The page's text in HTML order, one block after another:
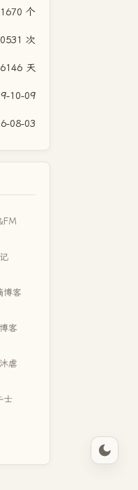
1670 个
次
6146 天
10-09
08-03
博客
客
虐
士